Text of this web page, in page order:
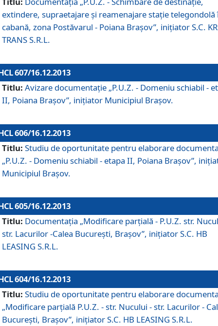
extindere, supraetajare şi reamenajare staţie telegondolă
cabană, zona Postăvarul - Poiana Braşov”, iniţiator S.C.
TRANS S.R.L.
607/16.12.2013
Titlu: Avizare documentaţie „P.U.Z. - Domeniu schiabil -
II, Poiana Braşov”, iniţiator Municipiul Braşov.
606/16.12.2013
Titlu: Studiu de oportunitate pentru elaborare
„P.U.Z. - Domeniu schiabil - etapa II, Poiana Braşov”,
Municipiul Braşov.
605/16.12.2013
Titlu: Documentaţia „Modificare parţială - P.U.Z. str.
str. Lacurilor -Calea Bucureşti, Braşov”, iniţiator S.C. HB
LEASING S.R.L.
604/16.12.2013
Titlu: Studiu de oportunitate pentru elaborare
„Modificare parţială P.U.Z. - str. Nucului - str. Lacurilor -
Bucureşti, Braşov”, iniţiator S.C. HB LEASING S.R.L.